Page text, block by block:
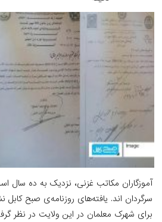
آموزگاران مکاتب غزنی، نزدیک به ده سال
سرگردان ‌اند. یافته‌های روزنامه‌ی صبح کابل
برای شهرک معلمان در این ولایت در نظر